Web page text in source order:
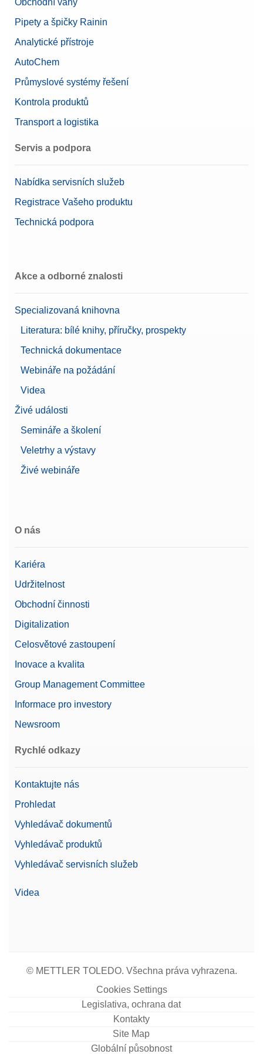
Pipety a špičky Rainin
Analytické přístroje
AutoChem
Průmyslové systémy řešení
Kontrola produktů
Transport a logistika
Servis a podpora
Nabídka servisních služeb
Registrace Vašeho produktu
Technická podpora
Akce a odborné znalosti
Specializovaná knihovna
Literatura: bílé knihy, příručky, prospekty
Technická dokumentace
Webináře na požádání
Videa
Živé události
Semináře a školení
Veletrhy a výstavy
Živé webináře
O nás
Kariéra
Udržitelnost
Obchodní činnosti
Digitalization
Celosvětové zastoupení
Inovace a kvalita
Group Management Committee
Informace pro investory
Newsroom
Rychlé odkazy
Kontaktujte nás
Prohledat
Vyhledávač dokumentů
Vyhledávač produktů
Vyhledávač servisních služeb
Videa
© METTLER TOLEDO. Všechna práva vyhrazena.
Cookies Settings
Legislativa, ochrana dat
Kontakty
Site Map
Globální působnost